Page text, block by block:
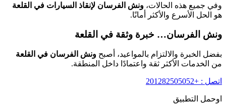
وفي جميع هذه الحالات، ونش الفرسان لإنقاذ السيارات في القلعة
هو الحل الأسرع والأكثر أمانًا.
ونش الفرسان… خبرة وثقة في القلعة
بفضل الخبرة والالتزام بالمواعيد، أصبح ونش الفرسان في القلعة
من الخدمات الأكثر ثقة واعتمادًا داخل المنطقة.
اتصل : +201282505052
اوحمل التطبيق